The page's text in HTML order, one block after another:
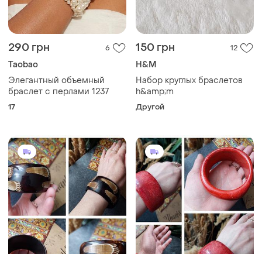
290 грн 6
Taobao
Элегантный объемный
браслет с перлами 1237
17
150 грн 12
H&M
Набор круглых браслетов
h&amp;m
Другой